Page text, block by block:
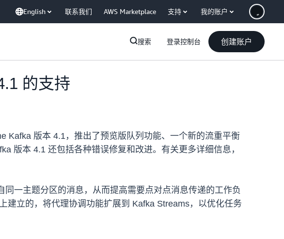
English 联系我们 AWS Marketplace 支持 我的账户
搜索 登录控制台 创建账户
的支持
Kafka 版本 4.1，推出了预览版队列功能、一个新的流重平衡
版本 4.1 还包括各种错误修复和改进。有关更多详细信息，
一主题分区的消息，从而提高需要点对点消息传递的工作负
建立的，将代理协调功能扩展到 Kafka Streams，以优化任务